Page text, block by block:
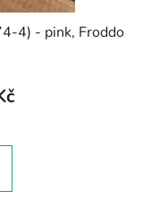
4) - pink, Froddo